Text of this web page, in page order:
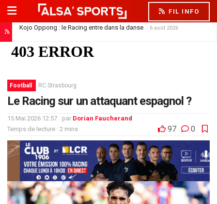
FIL INFO
Kojo Oppong : le Racing entre dans la danse 6 août 2026
Football RC Strasbourg
Le Racing sur un attaquant espagnol ?
15 Mai 2026 12:57 par Dorian Faucherand
Temps de lecture : 2 mins
97 0